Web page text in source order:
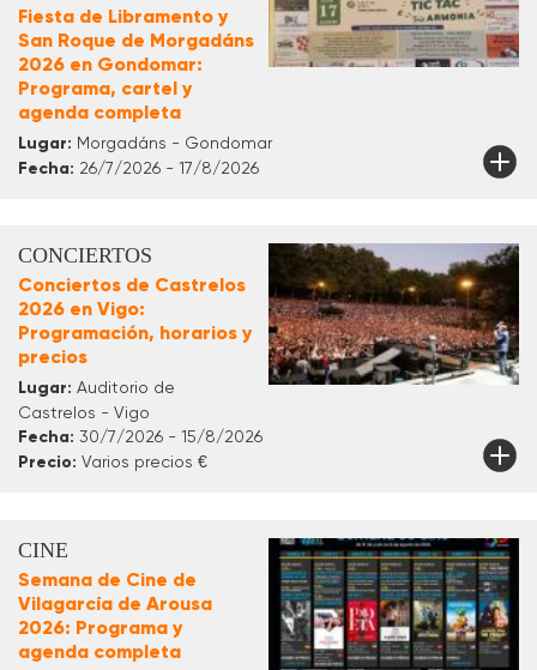
Fiesta de Libramento y
San Roque de Morgadáns
2026 en Gondomar:
Programa, cartel y
agenda completa
Lugar: Morgadáns - Gondomar
Fecha: 26/7/2026 - 17/8/2026
CONCIERTOS
Conciertos de Castrelos
2026 en Vigo:
Programación, horarios y
precios
Lugar: Auditorio de
Castrelos - Vigo
Fecha: 30/7/2026 - 15/8/2026
Precio: Varios precios €
CINE
Semana de Cine de
Vilagarcía de Arousa
2026: Programa y
agenda completa